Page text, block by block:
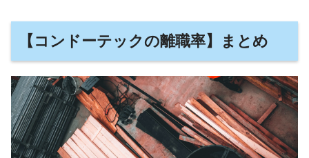
【コンドーテックの離職率】まとめ